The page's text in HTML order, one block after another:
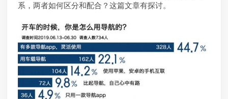
系，两者如何区分和配合？这篇文章有探讨。